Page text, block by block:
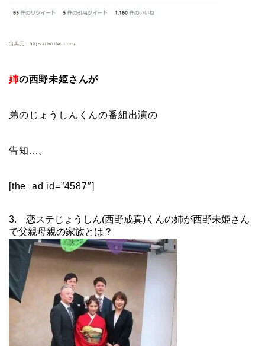
出典元：https://twitter.com/
姉の西野未姫さんが
弟のじょうしんくんの番組出演の
告知…。
[the_ad id=”4587″]
3. 恋ステじょうしん(西野成真)くんの姉が西野未姫さん
で父親母親の家族とは？